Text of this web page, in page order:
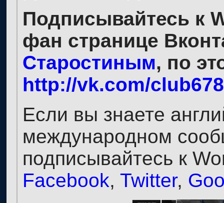
Подписывайтесь к
фан странице
Старостиным, по
http://vk.com/
Если вы знаете
международном
подписывайтесь к
Facebook, Twitter,